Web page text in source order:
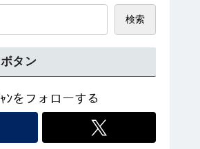
検索
タン
ﾝをフォローする